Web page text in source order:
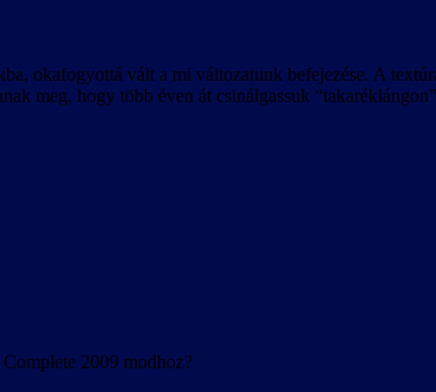
okafogyottá vált a mi változatunk befejezése. A
meg, hogy több éven át csinálgassuk
2009 modhoz?